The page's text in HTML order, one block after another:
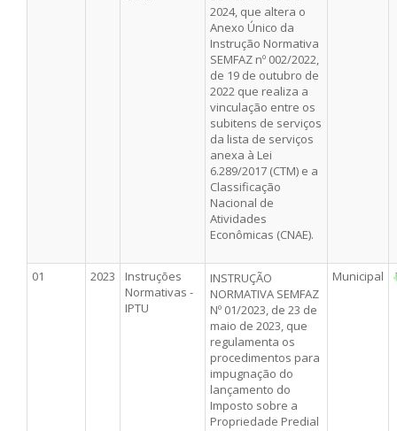
2024, que altera o
Anexo Único da
Instrução Normativa
SEMFAZ nº 002/2022,
de 19 de outubro de
2022 que realiza a
vinculação entre os
subitens de serviços
da lista de serviços
anexa à Lei
6.289/2017 (CTM) e a
Classificação
Nacional de
Atividades
Econômicas (CNAE).
01 2023
Instruções
Normativas -
IPTU
INSTRUÇÃO
NORMATIVA SEMFAZ
Nº 01/2023, de 23 de
maio de 2023, que
regulamenta os
procedimentos para
impugnação do
lançamento do
Imposto sobre a
Propriedade Predial
Municipal